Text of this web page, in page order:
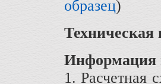
образец)
Информация
1. Расчетная